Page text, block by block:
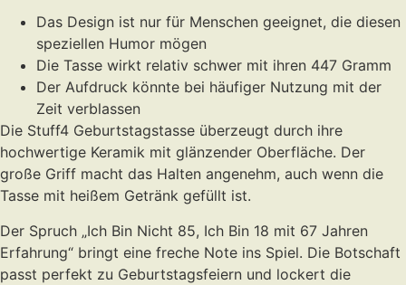
Das Design ist nur für Menschen geeignet, die diesen
speziellen Humor mögen
Die Tasse wirkt relativ schwer mit ihren 447 Gramm
Der Aufdruck könnte bei häufiger Nutzung mit der
Zeit verblassen
Die Stuff4 Geburtstagstasse überzeugt durch ihre
hochwertige Keramik mit glänzender Oberfläche. Der
große Griff macht das Halten angenehm, auch wenn die
Tasse mit heißem Getränk gefüllt ist.
Der Spruch „Ich Bin Nicht 85, Ich Bin 18 mit 67 Jahren
Erfahrung“ bringt eine freche Note ins Spiel. Die Botschaft
passt perfekt zu Geburtstagsfeiern und lockert die